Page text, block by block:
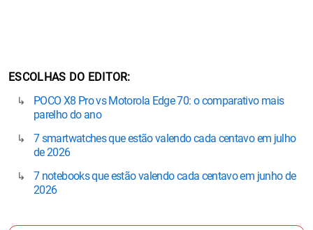
ESCOLHAS DO EDITOR
POCO X8 Pro vs Motorola Edge 70: o comparativo mais
parelho do ano
7 smartwatches que estão valendo cada centavo em julho
de 2026
7 notebooks que estão valendo cada centavo em junho de
2026